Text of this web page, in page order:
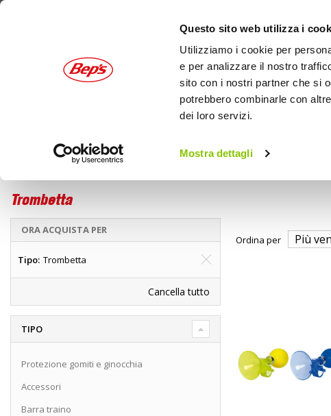
Questo sito web utilizza i
Utilizziamo i cookie per
e per analizzare il nostro
sito con i nostri partner che si
potrebbero combinarle con
dei loro servizi.
Mostra dettagli
Trombetta
Ordina per
ORA ACQUISTA PER
Tipo Trombetta
Cancella tutto
TIPO
Protezione gomiti e ginocchia
Accessori
Barra traino